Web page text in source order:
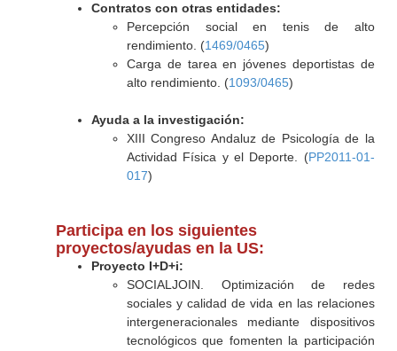
Contratos con otras entidades:
Percepción social en tenis de alto
rendimiento. (1469/0465)
Carga de tarea en jóvenes deportistas de
alto rendimiento. (1093/0465)
Ayuda a la investigación:
XIII Congreso Andaluz de Psicología de la
Actividad Física y el Deporte. (PP2011-01-
017)
Participa en los siguientes
proyectos/ayudas en la US:
Proyecto I+D+i:
SOCIALJOIN. Optimización de redes
sociales y calidad de vida en las relaciones
intergeneracionales mediante dispositivos
tecnológicos que fomenten la participación